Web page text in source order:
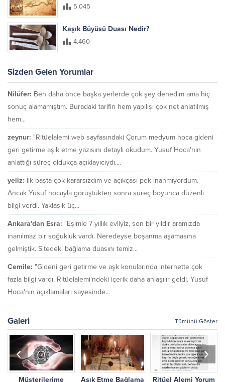
5.045
Kaşık Büyüsü Duası Nedir?
4.460
Sizden Gelen Yorumlar
Nilüfer: Ben daha önce başka yerlerde çok şey denedim ama hiç
sonuç alamamıştım. Buradaki tarifin hem yapılışı çok net anlatılmış
hem...
zeynur: "Ritüelalemi web sayfasındaki Çorum medyum hoca gideni
geri getirme aşık etme yazısını detaylı okudum. Yusuf Hoca'nın
anlattığı süreç oldukça açıklayıcıydı....
yeliz: İlk başta çok kararsızdım ve açıkçası pek inanmıyordum.
Ancak Yusuf hocayla görüştükten sonra süreç boyunca düzenli
bilgi verdi. Yaklaşık üç...
Ankara'dan Esra: "Eşimle 7 yıllık evliyiz, son bir yıldır aramızda
inanılmaz bir soğukluk vardı. Neredeyse boşanma aşamasına
gelmiştik. Sitedeki bağlama duasını temiz...
Cemile: "Gideni geri getirme ve aşk konularında internette çok
fazla bilgi vardı. Ritüelalemi'ndeki içerik daha anlaşılır geldi. Yusuf
Hoca'nın açıklamaları sayesinde...
Galeri Tümünü Göster
Müşterilerime Aşık Etme Bağlama Ritüel Alemi Yorum